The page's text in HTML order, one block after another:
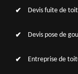
Devis fuite de
Devis pose de
Entreprise de